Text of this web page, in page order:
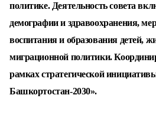
политике. Деятельность совета
демографии и здравоохранения,
воспитания и образования детей,
миграционной политики.
рамках стратегической
Башкортостан-2030».